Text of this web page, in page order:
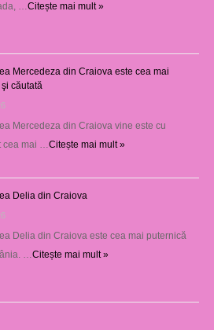
… Citește mai mult »
Mercedeza din Craiova este cea mai
căutată
Mercedeza din Craiova vine este cu
mai … Citește mai mult »
Delia din Craiova
Delia din Craiova este cea mai puternică
… Citește mai mult »